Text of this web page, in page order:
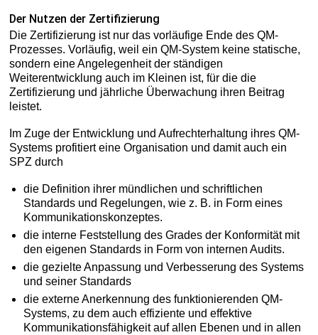
Der Nutzen der Zertifizierung
Die Zertifizierung ist nur das vorläufige Ende des QM-
Prozesses. Vorläufig, weil ein QM-System keine statische,
sondern eine Angelegenheit der ständigen
Weiterentwicklung auch im Kleinen ist, für die die
Zertifizierung und jährliche Überwachung ihren Beitrag
leistet.
Im Zuge der Entwicklung und Aufrechterhaltung ihres QM-
Systems profitiert eine Organisation und damit auch ein
SPZ durch
die Definition ihrer mündlichen und schriftlichen
Standards und Regelungen, wie z. B. in Form eines
Kommunikationskonzeptes.
die interne Feststellung des Grades der Konformität mit
den eigenen Standards in Form von internen Audits.
die gezielte Anpassung und Verbesserung des Systems
und seiner Standards
die externe Anerkennung des funktionierenden QM-
Systems, zu dem auch effiziente und effektive
Kommunikationsfähigkeit auf allen Ebenen und in allen